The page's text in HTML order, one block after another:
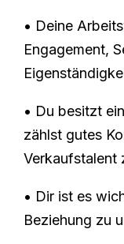
• Deine
Engagement,
• Du besitzt
zählst gutes
Verkaufstalent
• Dir ist es
Beziehung zu